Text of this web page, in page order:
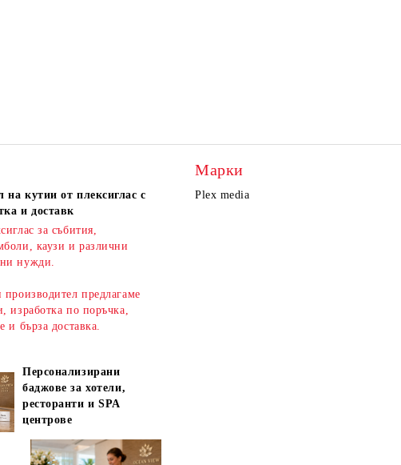
на кутии от плексиглас с
и доставк
за събития,
каузи и различни
нужди.
производител предлагаме
изработка по поръчка,
и бърза доставка.
Персонализирани
баджове за хотели,
ресторанти и SPA
центрове
Марки
Plex media